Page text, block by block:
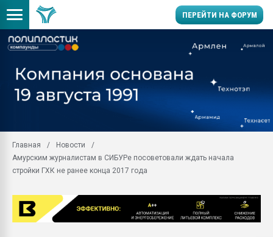
ПЕРЕЙТИ НА ФОРУМ
производство SPC
заводу пластмасс"
28.07.2026
первый план в
Главная
Новости
Амурским журналистам в СИБУРе посоветовали ждать начала
стройки ГХК не ранее конца 2017 года